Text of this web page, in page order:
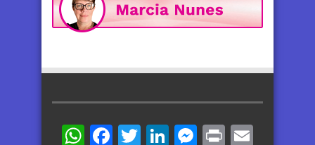
WhatsApp
Facebook
TwitterLinkedIn
Messenger
Print